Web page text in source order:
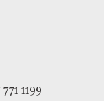
1199